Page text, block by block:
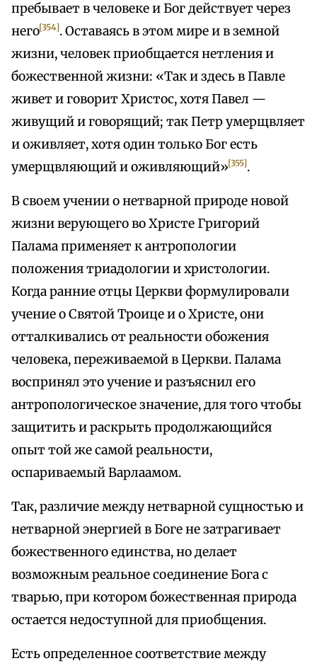
пребывает в человеке и Бог действует через
него[354]. Оставаясь в этом мире и в земной
жизни, человек приобщается нетления и
божественной жизни: «Так и здесь в Павле
живет и говорит Христос, хотя Павел —
живущий и говорящий; так Петр умерщвляет
и оживляет, хотя один только Бог есть
умерщвляющий и оживляющий»[355].
В своем учении о нетварной природе новой
жизни верующего во Христе Григорий
Палама применяет к антропологии
положения триадологии и христологии.
Когда ранние отцы Церкви формулировали
учение о Святой Троице и о Христе, они
отталкивались от реальности обожения
человека, переживаемой в Церкви. Палама
воспринял это учение и разъяснил его
антропологическое значение, для того чтобы
защитить и раскрыть продолжающийся
опыт той же самой реальности,
оспариваемый Варлаамом.
Так, различие между нетварной сущностью и
нетварной энергией в Боге не затрагивает
божественного единства, но делает
возможным реальное соединение Бога с
тварью, при котором божественная природа
остается недоступной для приобщения.
Есть определенное соответствие между